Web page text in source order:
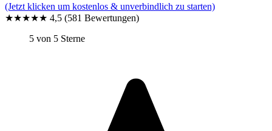
(Jetzt klicken um kostenlos & unverbindlich zu starten)
★★★★★ 4,5 (581 Bewertungen)
5 von 5 Sterne